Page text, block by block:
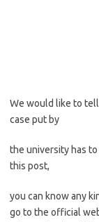
We would like to
case put by
the university has
this post,
you can know any
go to the official